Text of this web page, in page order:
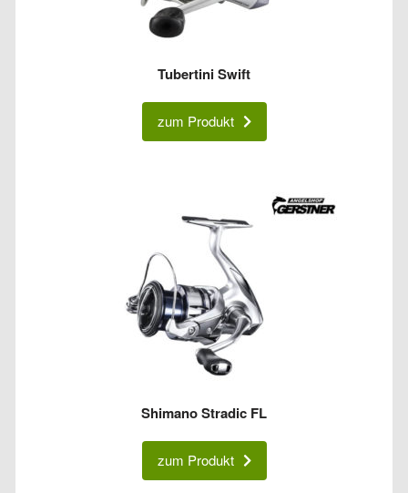
Tubertini Swift
zum Produkt
Shimano Stradic FL
zum Produkt